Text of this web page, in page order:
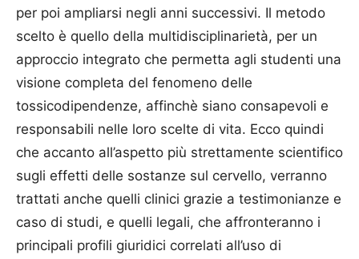
per poi ampliarsi negli anni successivi. Il metodo
scelto è quello della multidisciplinarietà, per un
approccio integrato che permetta agli studenti una
visione completa del fenomeno delle
tossicodipendenze, affinchè siano consapevoli e
responsabili nelle loro scelte di vita. Ecco quindi
che accanto all’aspetto più strettamente scientifico
sugli effetti delle sostanze sul cervello, verranno
trattati anche quelli clinici grazie a testimonianze e
caso di studi, e quelli legali, che affronteranno i
principali profili giuridici correlati all’uso di